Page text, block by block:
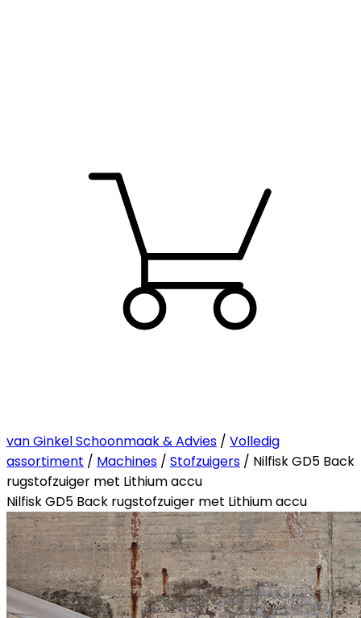
van Ginkel Schoonmaak & Advies / Volledig
assortiment / Machines / Stofzuigers / Nilfisk GD5 Back
rugstofzuiger met Lithium accu
Nilfisk GD5 Back rugstofzuiger met Lithium accu